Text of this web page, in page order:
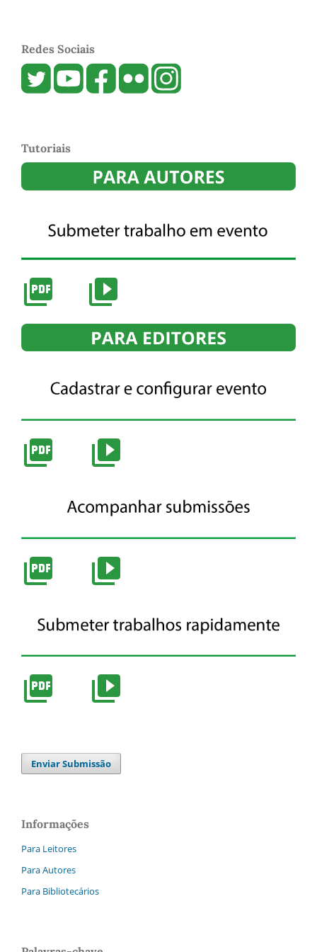
Redes Sociais
Tutoriais
Enviar Submissão
Informações
Para Leitores
Para Autores
Para Bibliotecários